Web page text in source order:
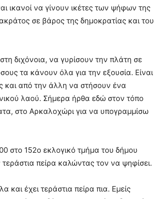
ικανοί να γίνουν ικέτες των ψήφων της
σε βάρος της δημοκρατίας και του
διχόνοια, να γυρίσουν την πλάτη σε
τα κάνουν όλα για την εξουσία. Είναι
και από την άλλη να στήσουν ένα
λαού. Σήμερα ήρθα εδώ στον τόπο
στο Αρκαλοχώρι για να υπογραμμίσω
στο 152ο εκλογικό τμήμα του δήμου
πείρα καλώντας τον να ψηφίσει.
και έχει τεράστια πείρα πια. Εμείς